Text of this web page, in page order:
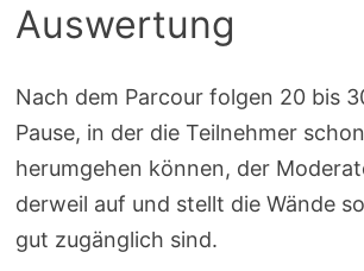
Auswertung
Nach dem Parcour folgen 20 bis
Pause, in der die Teilnehmer
herumgehen können, der
derweil auf und stellt die Wände
gut zugänglich sind.